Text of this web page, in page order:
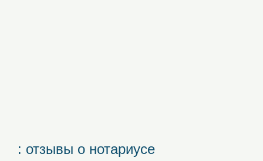
: отзывы о нотариусе